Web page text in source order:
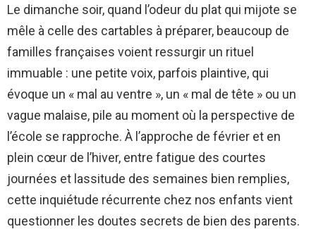
Le dimanche soir, quand l’odeur du plat qui mijote se
mêle à celle des cartables à préparer, beaucoup de
familles françaises voient ressurgir un rituel
immuable : une petite voix, parfois plaintive, qui
évoque un « mal au ventre », un « mal de tête » ou un
vague malaise, pile au moment où la perspective de
l’école se rapproche. À l’approche de février et en
plein cœur de l’hiver, entre fatigue des courtes
journées et lassitude des semaines bien remplies,
cette inquiétude récurrente chez nos enfants vient
questionner les doutes secrets de bien des parents.